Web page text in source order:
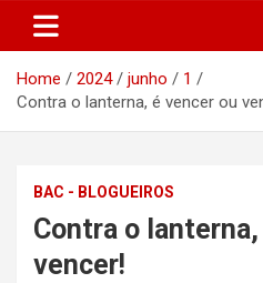
Home 2024 junho
1
Contra o lanterna, é vencer ou
BAC - BLOGUEIROS
Contra o
vencer!